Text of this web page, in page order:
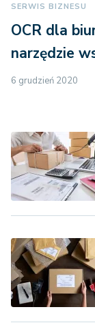
SERWIS BIZNESU
OCR dla
narzędzie
6 grudzień 2020